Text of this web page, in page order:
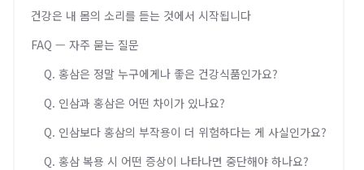
건강은 내 몸의 소리를 듣는 것에서 시작됩니다
FAQ — 자주 묻는 질문
Q. 홍삼은 정말 누구에게나 좋은 건강식품인가요?
Q. 인삼과 홍삼은 어떤 차이가 있나요?
Q. 인삼보다 홍삼의 부작용이 더 위험하다는 게 사실인가요?
Q. 홍삼 복용 시 어떤 증상이 나타나면 중단해야 하나요?